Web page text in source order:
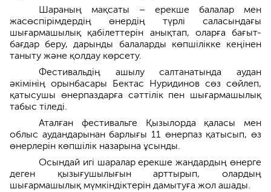
Шараның мақсаты – ерекше балалар мен
жасөспірімдердің өнердің түрлі саласындағы
шығармашылық қабілеттерін анықтап, оларға бағыт-
бағдар беру, дарынды балаларды көпшілікке кеңінен
таныту және қолдау көрсету.
Фестивальдің ашылу салтанатында аудан
әкімінің орынбасары Бектас Нуридинов сөз сөйлеп,
қатысушы өнерпаздарға сәттілік пен шығармашылық
табыс тіледі.
Аталған фестивальге Қызылорда қаласы мен
облыс аудандарынан барлығы 11 өнерпаз қатысып, өз
өнерлерін көпшілік назарына ұсынды.
Осындай игі шаралар ерекше жандардың өнерге
деген қызығушылығын арттырып, олардың
шығармашылық мүмкіндіктерін дамытуға жол ашады.